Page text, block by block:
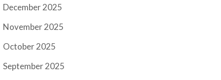
December 2025
November 2025
October 2025
September 2025